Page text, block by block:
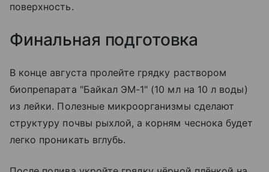
поверхность.
Финальная подготовка
В конце августа пролейте грядку раствором
биопрепарата "Байкал ЭМ-1" (10 мл на 10 л воды)
из лейки. Полезные микроорганизмы сделают
структуру почвы рыхлой, а корням чеснока будет
легко проникать вглубь.